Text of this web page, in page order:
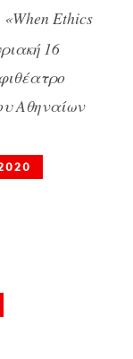
Ethics
16
Αθηναίων